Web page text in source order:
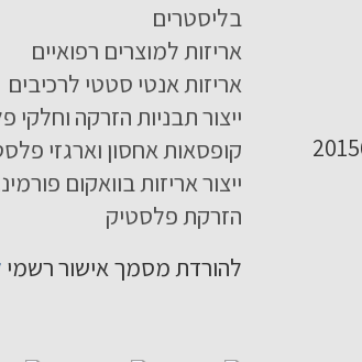
בליסטרים
אריזות למוצרים רפואיים
אריזות אנטי סטטי לרכיבים
ייצור תבניות הזרקה וחלקי
קופסאות אחסון וארגזי
ייצור אריזות בוואקום
הזרקת פלסטיק
להורדת מסמך אישור רשמי